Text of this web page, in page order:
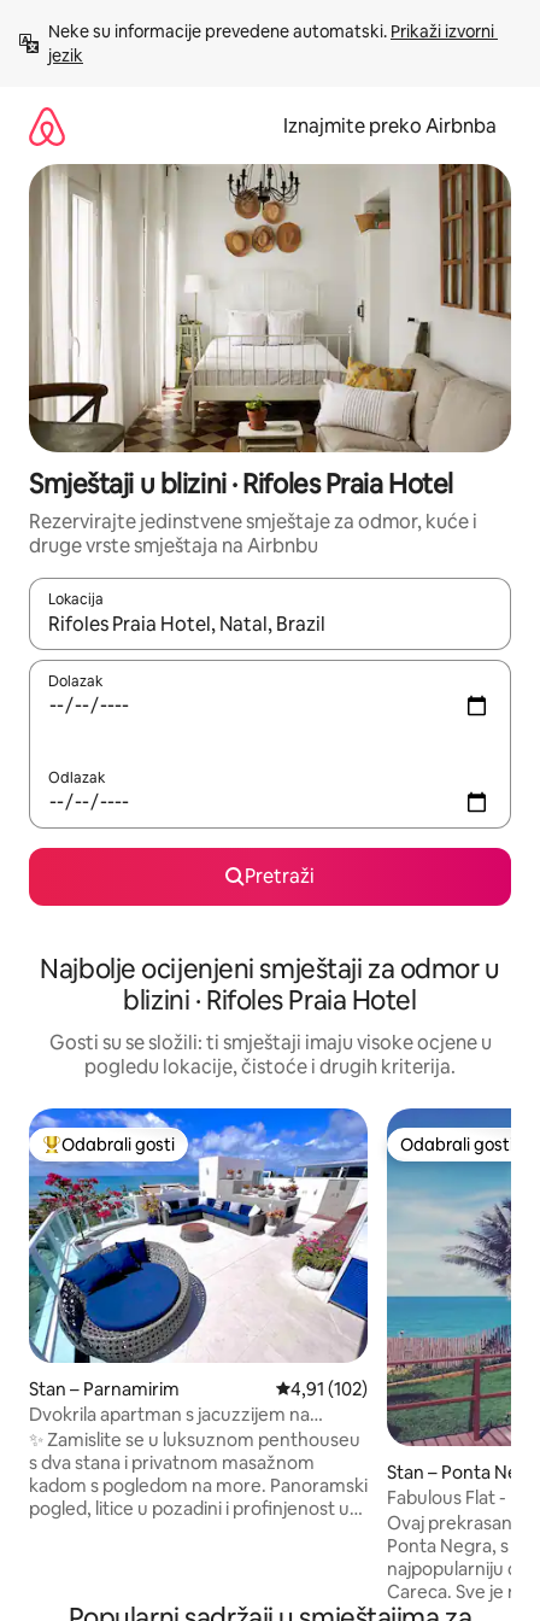
sadržaj
Neke su informacije prevedene automatski. Prikaži izvorni
jezik
Iznajmite preko Airbnba
Smještaji u blizini · Rifoles Praia Hotel
Rezervirajte jedinstvene smještaje za odmor, kuće i
druge vrste smještaja na Airbnbu
Lokacija
Kada budu dostupni rezultati, moći ćete ih pregledati
Dolazak
Odlazak
Pretraži
Najbolje ocijenjeni smještaji za odmor u
blizini · Rifoles Praia Hotel
Gosti su se složili: ti smještaji imaju visoke ocjene u
pogledu lokacije, čistoće i drugih kriterija.
Među najviše rangiranima s oznakom „Odabrali gosti”
Odabrali gosti
Stan – Parnamirim Prosječna ocjena: 4,91/5,
4,91 (102)
Dvokrila apartman s jacuzzijem na
pijesku.
✨ Zamislite se u luksuznom penthouseu
s dva stana i privatnom masažnom
kadom s pogledom na more. Panoramski
pogled, litice u pozadini i profinjenost u
Odabrali gosti
Odabrali gosti
Stan – Ponta
Fabulous Flat -
Ovaj prekrasan
Ponta Negra, s
najpopularniju
Careca. Sve je namješteno, američka
ostava/kuhinja,